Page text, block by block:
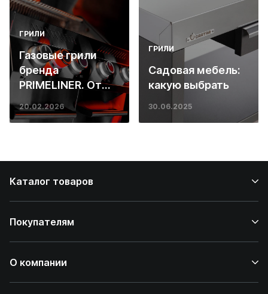
ГРИЛИ
Газовые грили
бренда
PRIMELINER. От
основ инженерии
до ресторанных
20.02.2026
ГРИЛИ
Садовая мебель:
какую выбрать
30.06.2025
Каталог товаров
Покупателям
О компании